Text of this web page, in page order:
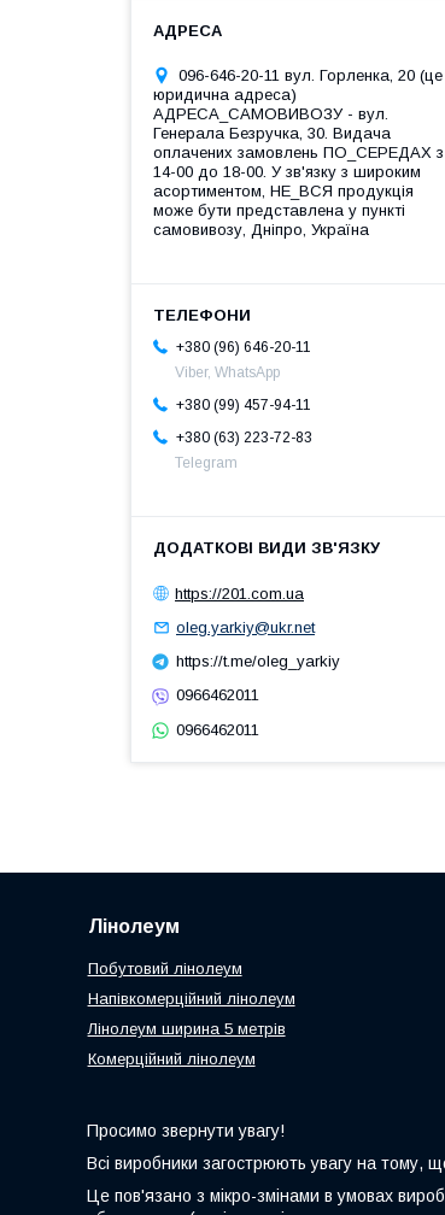
096-646-20-11 вул. Горленка, 20 (це
юридична адреса)
АДРЕСА_САМОВИВОЗУ - вул.
Генерала Безручка, 30. Видача
оплачених замовлень ПО_СЕРЕДАХ з
14-00 до 18-00. У зв'язку з широким
асортиментом, НЕ_ВСЯ продукція
може бути представлена у пункті
самовивозу, Дніпро, Україна
+380 (96) 646-20-11
Viber, WhatsApp
+380 (99) 457-94-11
+380 (63) 223-72-83
Telegram
https://201.com.ua
oleg.yarkiy@ukr.net
https://t.me/oleg_yarkiy
0966462011
0966462011
Лінолеум
Побутовий лінолеум
Напівкомерційний лінолеум
Лінолеум ширина 5 метрів
Комерційний лінолеум
Просимо звернути увагу!
Всі виробники загострюють увагу на тому, що
Це пов'язано з мікро-змінами в умовах